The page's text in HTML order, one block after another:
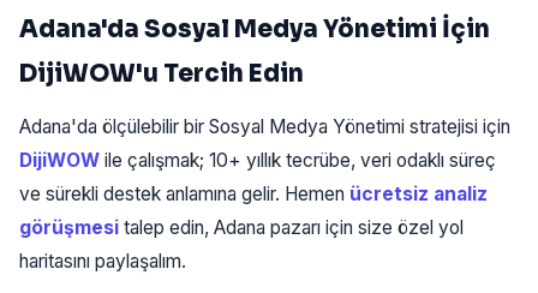
Adana'da Sosyal Medya Yönetimi İçin
DijiWOW'u Tercih Edin
Adana'da ölçülebilir bir Sosyal Medya Yönetimi stratejisi için
DijiWOW ile çalışmak; 10+ yıllık tecrübe, veri odaklı süreç
ve sürekli destek anlamına gelir. Hemen ücretsiz analiz
görüşmesi talep edin, Adana pazarı için size özel yol
haritasını paylaşalım.